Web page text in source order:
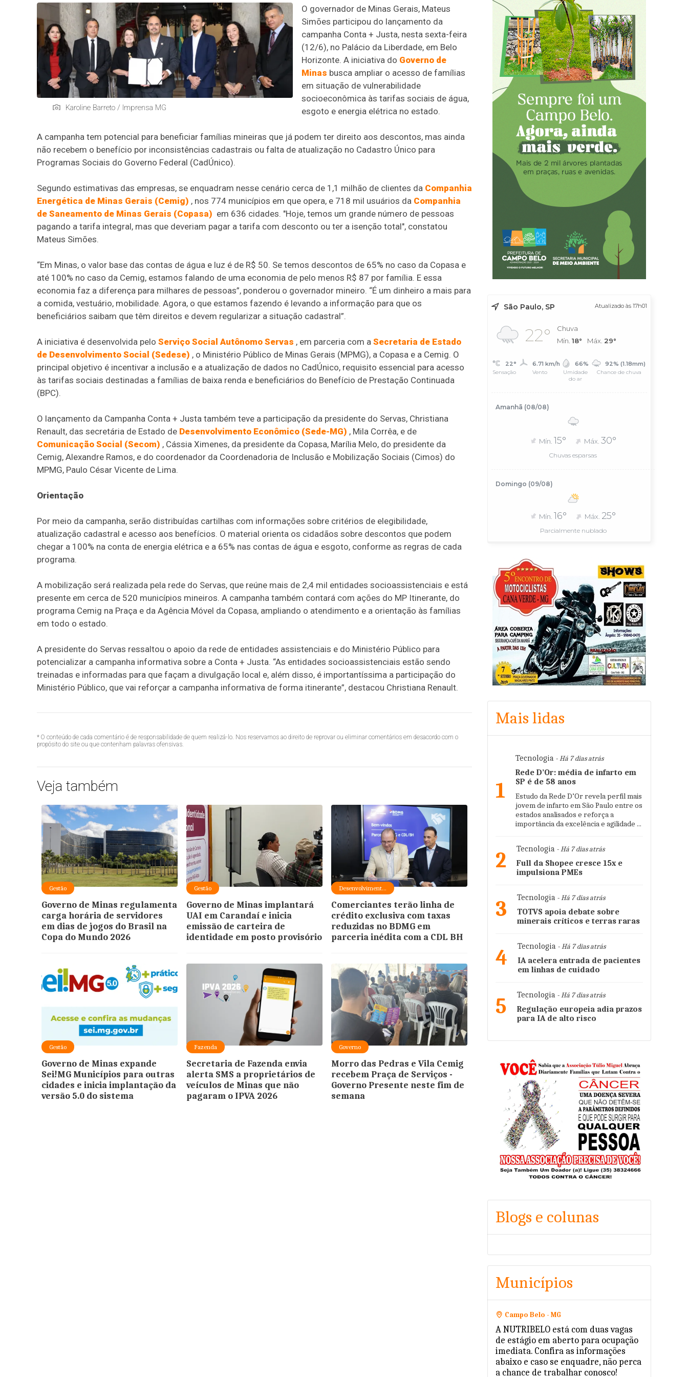
Karoline Barreto / Imprensa MG
O governador de Minas Gerais, Mateus
Simões participou do lançamento da
campanha Conta + Justa, nesta sexta-feira
(12/6), no Palácio da Liberdade, em Belo
Horizonte. A iniciativa do Governo de
Minas busca ampliar o acesso de famílias
em situação de vulnerabilidade
socioeconômica às tarifas sociais de água,
esgoto e energia elétrica no estado.
A campanha tem potencial para beneficiar famílias mineiras que já podem ter direito aos descontos, mas ainda
não recebem o benefício por inconsistências cadastrais ou falta de atualização no Cadastro Único para
Programas Sociais do Governo Federal (CadÚnico).
Segundo estimativas das empresas, se enquadram nesse cenário cerca de 1,1 milhão de clientes da Companhia
Energética de Minas Gerais (Cemig) , nos 774 municípios em que opera, e 718 mil usuários da Companhia
de Saneamento de Minas Gerais (Copasa) em 636 cidades. "Hoje, temos um grande número de pessoas
pagando a tarifa integral, mas que deveriam pagar a tarifa com desconto ou ter a isenção total", constatou
Mateus Simões.
“Em Minas, o valor base das contas de água e luz é de R$ 50. Se temos descontos de 65% no caso da Copasa e
até 100% no caso da Cemig, estamos falando de uma economia de pelo menos R$ 87 por família. E essa
economia faz a diferença para milhares de pessoas”, ponderou o governador mineiro. “É um dinheiro a mais para
a comida, vestuário, mobilidade. Agora, o que estamos fazendo é levando a informação para que os
beneficiários saibam que têm direitos e devem regularizar a situação cadastral”.
A iniciativa é desenvolvida pelo Serviço Social Autônomo Servas , em parceria com a Secretaria de Estado
de Desenvolvimento Social (Sedese) , o Ministério Público de Minas Gerais (MPMG), a Copasa e a Cemig. O
principal objetivo é incentivar a inclusão e a atualização de dados no CadÚnico, requisito essencial para acesso
às tarifas sociais destinadas a famílias de baixa renda e beneficiários do Benefício de Prestação Continuada
(BPC).
O lançamento da Campanha Conta + Justa também teve a participação da presidente do Servas, Christiana
Renault, das secretária de Estado de Desenvolvimento Econômico (Sede-MG) , Mila Corrêa, e de
Comunicação Social (Secom) , Cássia Ximenes, da presidente da Copasa, Marília Melo, do presidente da
Cemig, Alexandre Ramos, e do coordenador da Coordenadoria de Inclusão e Mobilização Sociais (Cimos) do
MPMG, Paulo César Vicente de Lima.
Orientação
Por meio da campanha, serão distribuídas cartilhas com informações sobre critérios de elegibilidade,
atualização cadastral e acesso aos benefícios. O material orienta os cidadãos sobre descontos que podem
chegar a 100% na conta de energia elétrica e a 65% nas contas de água e esgoto, conforme as regras de cada
programa.
A mobilização será realizada pela rede do Servas, que reúne mais de 2,4 mil entidades socioassistenciais e está
presente em cerca de 520 municípios mineiros. A campanha também contará com ações do MP Itinerante, do
programa Cemig na Praça e da Agência Móvel da Copasa, ampliando o atendimento e a orientação às famílias
em todo o estado.
A presidente do Servas ressaltou o apoio da rede de entidades assistenciais e do Ministério Público para
potencializar a campanha informativa sobre a Conta + Justa. “As entidades socioassistenciais estão sendo
treinadas e informadas para que façam a divulgação local e, além disso, é importantíssima a participação do
Ministério Público, que vai reforçar a campanha informativa de forma itinerante”, destacou Christiana Renault.
* O conteúdo de cada comentário é de responsabilidade de quem realizá-lo. Nos reservamos ao direito de reprovar ou eliminar comentários em desacordo com o
propósito do site ou que contenham palavras ofensivas.
Veja também
Gestão
Governo de Minas regulamenta
carga horária de servidores
em dias de jogos do Brasil na
Copa do Mundo 2026
Gestão
Governo de Minas implantará
UAI em Carandaí e inicia
emissão de carteira de
identidade em posto provisório
Desenvolviment...
Comerciantes terão linha de
crédito exclusiva com taxas
reduzidas no BDMG em
parceria inédita com a CDL BH
Gestão
Governo de Minas expande
Sei!MG Municípios para outras
cidades e inicia implantação da
versão 5.0 do sistema
Fazenda
Secretaria de Fazenda envia
alerta SMS a proprietários de
veículos de Minas que não
pagaram o IPVA 2026
Governo
Morro das Pedras e Vila Cemig
recebem Praça de Serviços -
Governo Presente neste fim de
semana
São Paulo, SP Atualizado às 17h01
22°
Chuva
Mín. 18° Máx. 29°
22°
Sensação
6.71 km/h
Vento
66%
Umidade
do ar
92% (1.18mm)
Chance de chuva
Amanhã (08/08)
Mín. 15° Máx. 30°
Chuvas esparsas
Domingo (09/08)
Mín. 16° Máx. 25°
Parcialmente nublado
Mais lidas
1
Tecnologia - Há 7 dias atrás
Rede D’Or: média de infarto em
SP é de 58 anos
Estudo da Rede D’Or revela perfil mais
jovem de infarto em São Paulo entre os
estados analisados e reforça a
importância da excelência e agilidade ...
2 Tecnologia - Há 7 dias atrás
Full da Shopee cresce 15x e
impulsiona PMEs
3 Tecnologia - Há 7 dias atrás
TOTVS apoia debate sobre
minerais críticos e terras raras
4 Tecnologia - Há 7 dias atrás
IA acelera entrada de pacientes
em linhas de cuidado
5 Tecnologia - Há 7 dias atrás
Regulação europeia adia prazos
para IA de alto risco
Blogs e colunas
Municípios
Campo Belo - MG
A NUTRIBELO está com duas vagas
de estágio em aberto para ocupação
imediata. Confira as informações
abaixo e caso se enquadre, não perca
a chance de trabalhar conosco!